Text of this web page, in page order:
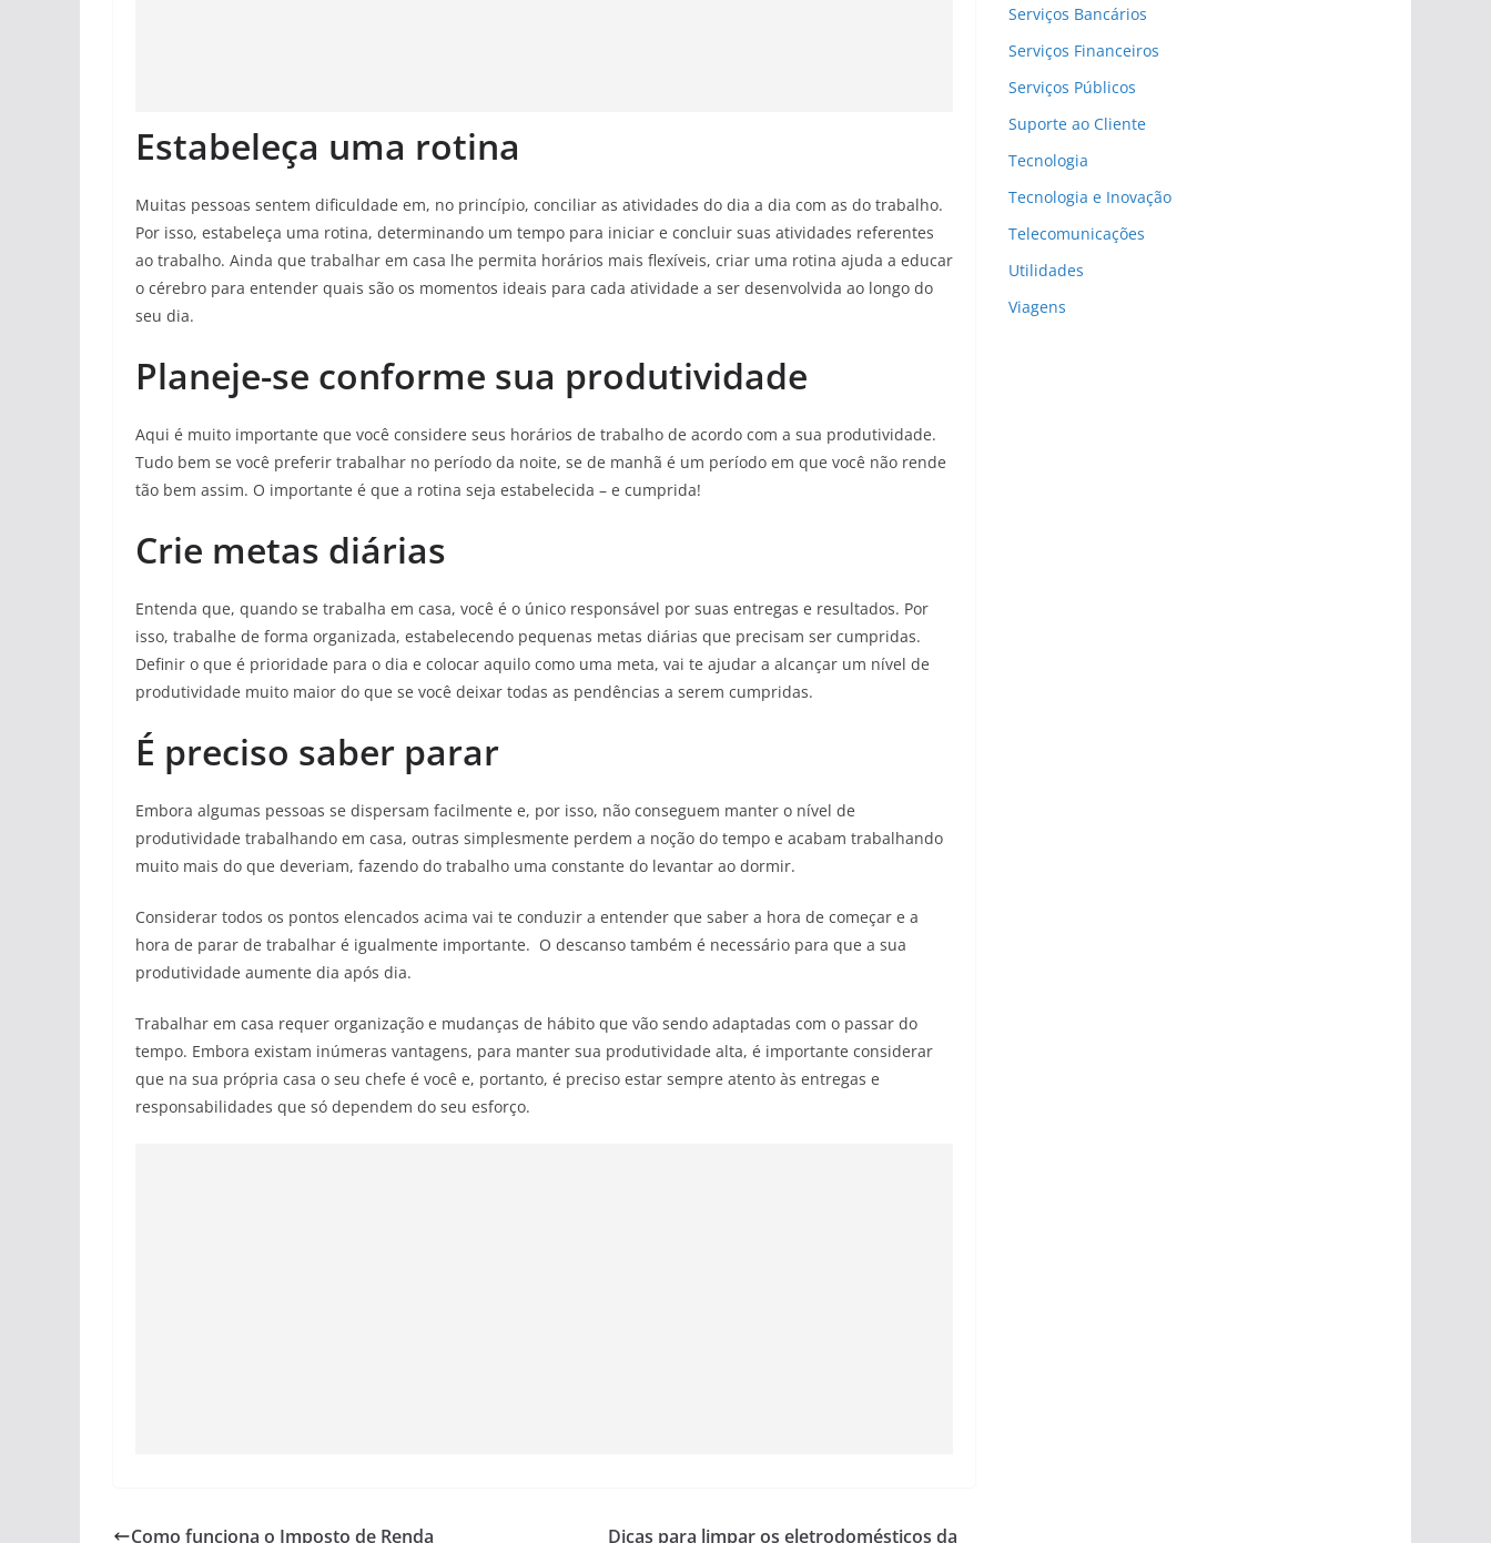
Estabeleça uma rotina
Muitas pessoas sentem dificuldade em, no princípio, conciliar as atividades do dia a dia com as do trabalho.
Por isso, estabeleça uma rotina, determinando um tempo para iniciar e concluir suas atividades referentes
ao trabalho. Ainda que trabalhar em casa lhe permita horários mais flexíveis, criar uma rotina ajuda a educar
o cérebro para entender quais são os momentos ideais para cada atividade a ser desenvolvida ao longo do
seu dia.
Planeje-se conforme sua produtividade
Aqui é muito importante que você considere seus horários de trabalho de acordo com a sua produtividade.
Tudo bem se você preferir trabalhar no período da noite, se de manhã é um período em que você não rende
tão bem assim. O importante é que a rotina seja estabelecida – e cumprida!
Crie metas diárias
Entenda que, quando se trabalha em casa, você é o único responsável por suas entregas e resultados. Por
isso, trabalhe de forma organizada, estabelecendo pequenas metas diárias que precisam ser cumpridas.
Definir o que é prioridade para o dia e colocar aquilo como uma meta, vai te ajudar a alcançar um nível de
produtividade muito maior do que se você deixar todas as pendências a serem cumpridas.
É preciso saber parar
Embora algumas pessoas se dispersam facilmente e, por isso, não conseguem manter o nível de
produtividade trabalhando em casa, outras simplesmente perdem a noção do tempo e acabam trabalhando
muito mais do que deveriam, fazendo do trabalho uma constante do levantar ao dormir.
Considerar todos os pontos elencados acima vai te conduzir a entender que saber a hora de começar e a
hora de parar de trabalhar é igualmente importante. O descanso também é necessário para que a sua
produtividade aumente dia após dia.
Trabalhar em casa requer organização e mudanças de hábito que vão sendo adaptadas com o passar do
tempo. Embora existam inúmeras vantagens, para manter sua produtividade alta, é importante considerar
que na sua própria casa o seu chefe é você e, portanto, é preciso estar sempre atento às entregas e
responsabilidades que só dependem do seu esforço.
Como funciona o Imposto de Renda Dicas para limpar os eletrodomésticos da
Serviços Bancários
Serviços Financeiros
Serviços Públicos
Suporte ao Cliente
Tecnologia
Tecnologia e Inovação
Telecomunicações
Utilidades
Viagens